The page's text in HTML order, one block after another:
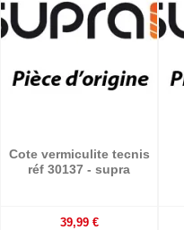
Cote vermiculite tecnis
réf 30137 - supra
39,99 €